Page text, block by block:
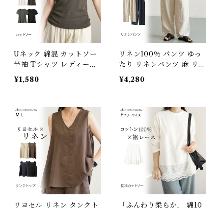
Uネック 綿混 カットソー
半袖 Tシャツ レディース
トップス リブ デイリー イ
ンナー 肌触りの良い素材
しゃれ 透けにくい オフィ
ス スーツ シンプル ブラッ
ク ホワイト J-25465 スイ
モク【水沐良品】
¥1,580
リネン100％ パンツ ゆっ
たり リネンパンツ 麻 リネ
ン レディース イージーパ
ンツ 無地 おしゃれ シンプ
ム 涼しい 通気性 天然素材
麻100％ 春 夏 S M L 通勤
着回し J-25867861 スイ
モク【水沐良品】
¥4,280
リヨセル リネン タンクト
「ふんわり柔らか」 綿10